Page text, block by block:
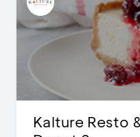
D’Cost -